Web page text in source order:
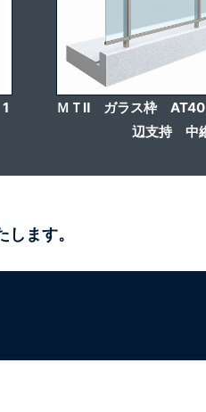
ＭＴⅡ ガラス枠
辺支持 中
ます。